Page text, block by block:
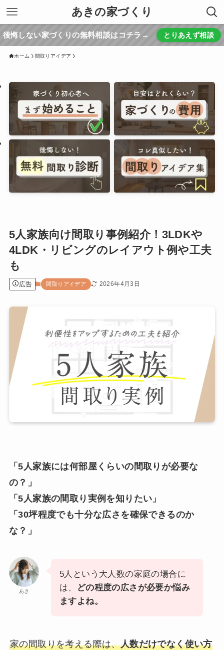
あきの家づくり
後悔しない家づくりの無料相談はコチラ→ とりあえず相談
ホーム 間取りアイデア
5人家族向け間取り事例紹介！3LDKや
4LDK・リビングのレイアウト例や工夫
も
広告 間取りアイデア 2026年4月3日
「5人家族には何部屋くらいの間取りが必要な
の？」
「5人家族の間取り実例を知りたい」
「30坪程度でも十分な広さを確保できるのか
な？」
あき
5人という大人数の家庭の場合に
は、
どの程度の広さが必要か悩み
ますよね。
家の間取りを考える際は、人数だけでなく使い方